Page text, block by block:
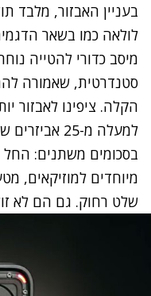
בעניין האבזור, מלבד
מיסב כדורי להטייה
סטנדרטית, שאמורה
הקלה. ציפינו לאבזור
למעלה מ-25
בסכומים משתנים:
מיוחדים למוזיקאים,
שלט רחוק. גם הם לא